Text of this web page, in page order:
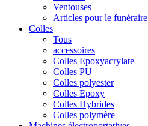
Ventouses
Articles pour le funéraire
Colles
Tous
accessoires
Colles Epoxyacrylate
Colles PU
Colles polyester
Colles Epoxy
Colles Hybrides
Colles polymère